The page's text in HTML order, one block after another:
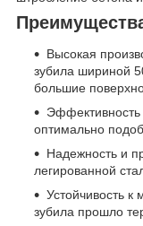
Высокая
зубила шириной
большие
оптимально
Надежность и
легированной
Устойчивость
зубила прошло